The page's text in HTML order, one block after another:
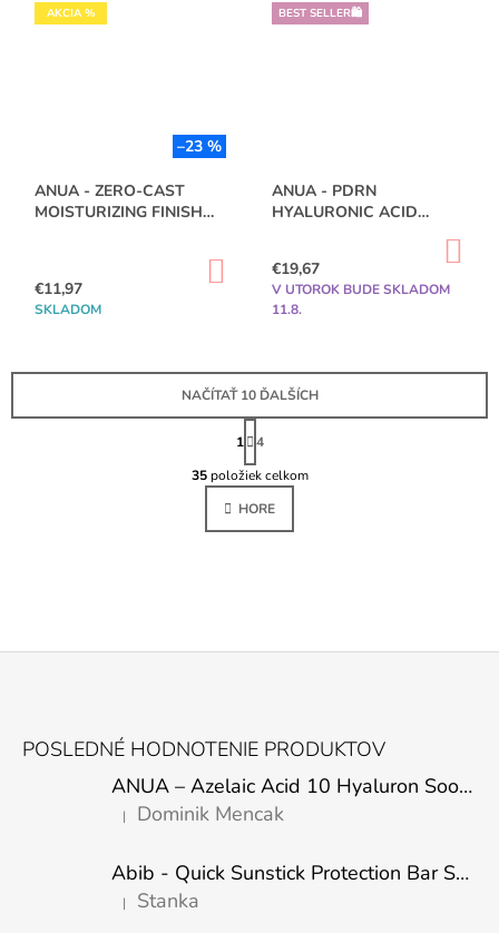
–23 %
AKCIA %
ANUA - ZERO-CAST
MOISTURIZING FINISH
€11,97 KOŠÍKA
SKLADOM
BEST SELLER🛍️
ANUA - PDRN
HYALURONIC ACID
€19,67
V UTOROK BUDE SKLADOM
11.8.
O
V
L
Á
P
Y
V
Ý
P
I
NAČÍTAŤ 10 ĎALŠÍCH
S
T
R
Á
N
K
O
1
4
35položiek celkom
HORE
POSLEDNÉ HODNOTENIE PRODUKTOV
ANUA – Azelaic Acid 10 Hyaluron Soothing Serum – 30 ml
Hodnotenie produktu je 5 z 5 hviezdičiek.
| Dominik Mencak
Abib - Quick Sunstick Protection Bar SPF50+ PA++++ 22g
Hodnotenie produktu je 5 z 5 hviezdičiek.
| Stanka